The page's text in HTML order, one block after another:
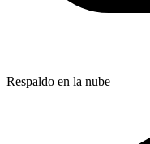
Respaldo en la nube